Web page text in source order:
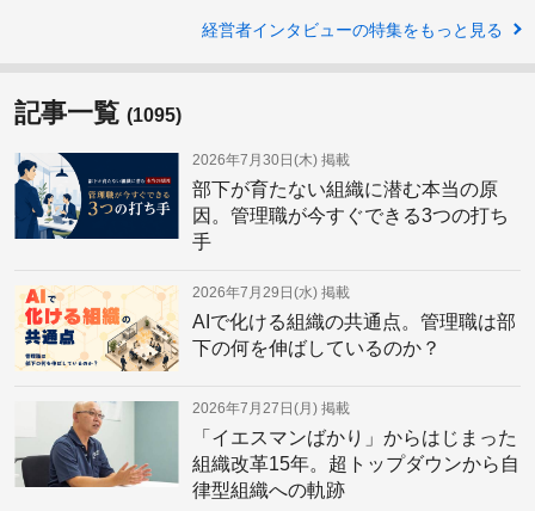
経営者インタビューの特集をもっと見る
記事一覧 (1095)
部下が育たない組織に潜む本当の原
因。管理職が今すぐできる3つの打ち
手
2026年7月30日(木) 掲載
AIで化ける組織の共通点。管理職は部
下の何を伸ばしているのか？
2026年7月29日(水) 掲載
「イエスマンばかり」からはじまった
組織改革15年。超トップダウンから自
律型組織への軌跡
2026年7月27日(月) 掲載